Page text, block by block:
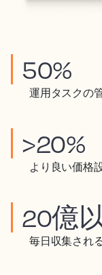
50%
運用タスクの
>20%
より良い価格
20億
毎日収集され